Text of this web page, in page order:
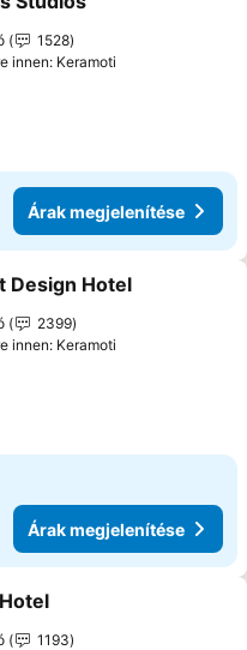
a kedvencekhez
1528
innen: Keramoti
Árak megjelenítése
a kedvencekhez
Design Hotel
2399
innen: Keramoti
Árak megjelenítése
a kedvencekhez
1193